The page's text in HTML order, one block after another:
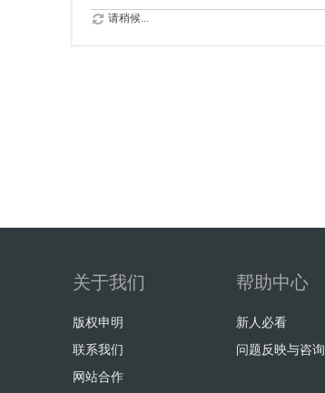
请稍候...
关于我们
版权申明
联系我们
网站合作
帮助中心
新人必看
问题反映与咨询